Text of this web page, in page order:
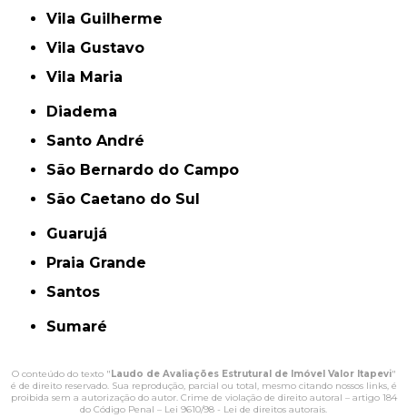
Vila Guilherme
Vila Gustavo
Vila Maria
Diadema
Santo André
São Bernardo do Campo
São Caetano do Sul
Guarujá
Praia Grande
Santos
Sumaré
O conteúdo do texto "Laudo de Avaliações Estrutural de Imóvel Valor Itapevi"
é de direito reservado. Sua reprodução, parcial ou total, mesmo citando nossos links, é
proibida sem a autorização do autor. Crime de violação de direito autoral – artigo 184
do Código Penal – Lei 9610/98 - Lei de direitos autorais.